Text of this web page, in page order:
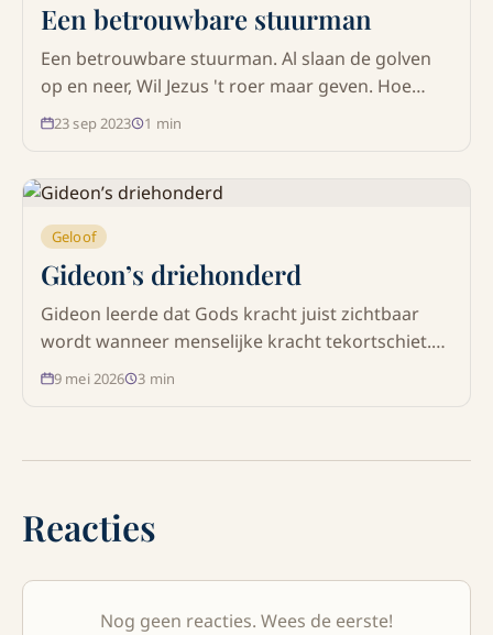
Een betrouwbare stuurman
Een betrouwbare stuurman. Al slaan de golven
op en neer, Wil Jezus 't roer maar geven. Hoe
hoog de nood en ruw het weer, Zie op tot Hem,
23 sep 2023 1 min
Geloof
Gideon’s driehonderd
Gideon leerde dat Gods kracht juist zichtbaar
wordt wanneer menselijke kracht tekortschiet.
Ontdek hoe God met slechts driehonderd
9 mei 2026 3 min
Reacties
Nog geen reacties. Wees de eerste!